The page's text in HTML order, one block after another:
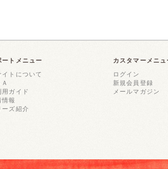
ートメニュー
イトについて
用ガイド
情報
ーズ紹介
カスタマーメニュ
ログイン
新規会員登録
メールマガジン